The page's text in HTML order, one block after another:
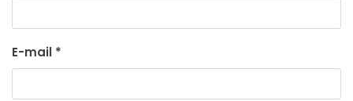
E-mail *